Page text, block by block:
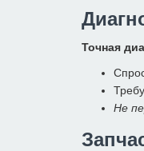
Точная
Не